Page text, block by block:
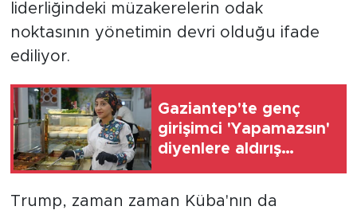
liderliğindeki müzakerelerin odak
noktasının yönetimin devri olduğu ifade
ediliyor.
Gaziantep'te genç
girişimci 'Yapamazsın'
diyenlere aldırış
Trump, zaman zaman Küba'nın da